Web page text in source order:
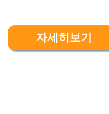
자세히보기